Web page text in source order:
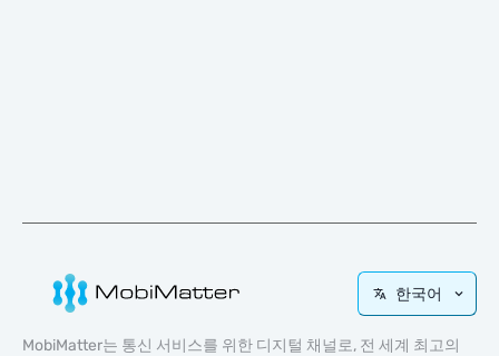
한국어
MobiMatter는 통신 서비스를 위한 디지털 채널로, 전 세계 최고의